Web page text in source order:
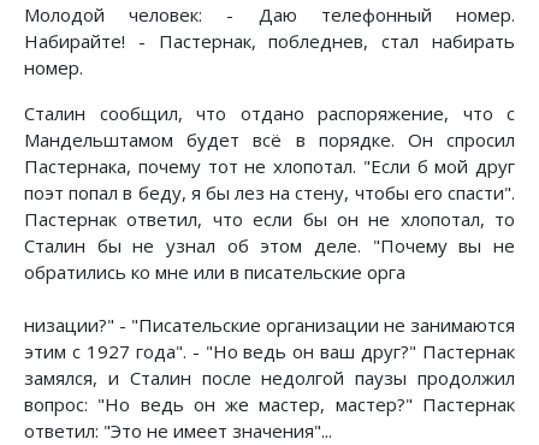
Молодой человек: - Даю телефонный номер.
Набирайте! - Пастернак, побледнев, стал набирать
номер.
Сталин сообщил, что отдано распоряжение, что с
Мандельштамом будет всё в порядке. Он спросил
Пастернака, почему тот не хлопотал. "Если б мой друг
поэт попал в беду, я бы лез на стену, чтобы его спасти".
Пастернак ответил, что если бы он не хлопотал, то
Сталин бы не узнал об этом деле. "Почему вы не
обратились ко мне или в писательские орга
низации?" - "Писательские организации не занимаются
этим с 1927 года". - "Но ведь он ваш друг?" Пастернак
замялся, и Сталин после недолгой паузы продолжил
вопрос: "Но ведь он же мастер, мастер?" Пастернак
ответил: "Это не имеет значения"...